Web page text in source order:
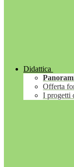
Didattica
Offerta
I progetti